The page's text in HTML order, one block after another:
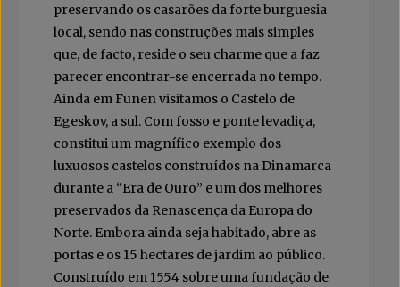
preservando os casarões da forte burguesia
local, sendo nas construções mais simples
que, de facto, reside o seu charme que a faz
parecer encontrar-se encerrada no tempo.
Ainda em Funen visitamos o Castelo de
Egeskov, a sul. Com fosso e ponte levadiça,
constitui um magnífico exemplo dos
luxuosos castelos construídos na Dinamarca
durante a “Era de Ouro” e um dos melhores
preservados da Renascença da Europa do
Norte. Embora ainda seja habitado, abre as
portas e os 15 hectares de jardim ao público.
Construído em 1554 sobre uma fundação de